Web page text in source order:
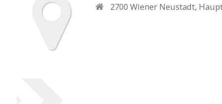
2700 Wiener Neustadt,